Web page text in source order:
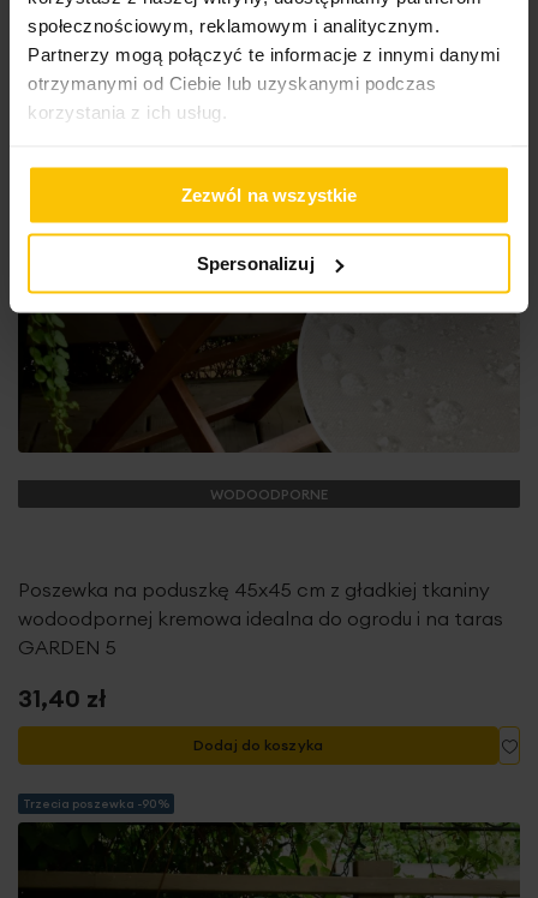
społecznościowym, reklamowym i analitycznym.
Partnerzy mogą połączyć te informacje z innymi danymi
otrzymanymi od Ciebie lub uzyskanymi podczas
korzystania z ich usług.
Zezwól na wszystkie
Spersonalizuj
WODOODPORNE
Poszewka na poduszkę 45x45 cm z gładkiej tkaniny
wodoodpornej kremowa idealna do ogrodu i na taras
GARDEN 5
31,40 zł
Dodaj do koszyka
Trzecia poszewka -90%